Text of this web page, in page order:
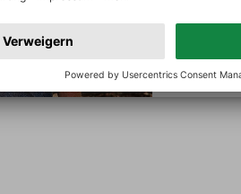
Vernotico
gehören